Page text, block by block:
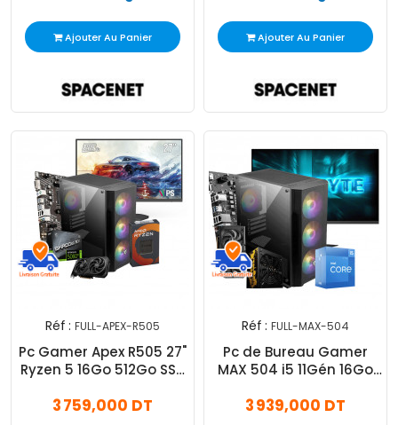
Ajouter Au Panier Ajouter Au Panier
Réf : FULL-APEX-R505
Pc Gamer Apex R505 27"
Ryzen 5 16Go 512Go SSD
3 759,000 DT
Réf : FULL-MAX-504
Pc de Bureau Gamer
MAX 504 i5 11Gén 16Go
16Go
3 939,000 DT